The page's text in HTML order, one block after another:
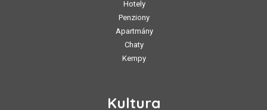
Hotely
Penziony
Apartmány
Chaty
Kempy
Kultura